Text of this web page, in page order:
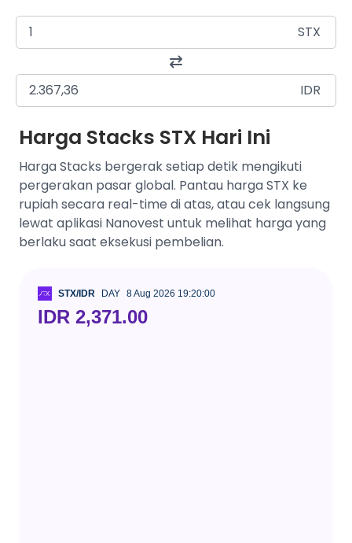
STX
IDR
Harga Stacks STX Hari Ini
Harga Stacks bergerak setiap detik mengikuti
pergerakan pasar global. Pantau harga STX ke
rupiah secara real-time di atas, atau cek langsung
lewat aplikasi Nanovest untuk melihat harga yang
berlaku saat eksekusi pembelian.
STX/IDR DAY 8 Aug 2026 19:20:00
IDR 2,371.00